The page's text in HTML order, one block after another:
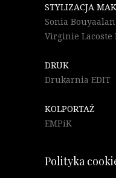
STYLIZACJA
Sonia
Virginie Lacoste
DRUK
Drukarnia EDIT
KOLPORTAŻ
EMPiK
Polityka